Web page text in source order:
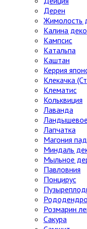
Дерен
Жимолость
Калина
Кампсис
Катальпа
Каштан
Керрия
Клекачка
Клематис
Кольквиция
Лаванда
Ландышевое
Лапчатка
Магония
Миндаль
Мыльное
Павловния
Понцирус
Розмарин
Сакура